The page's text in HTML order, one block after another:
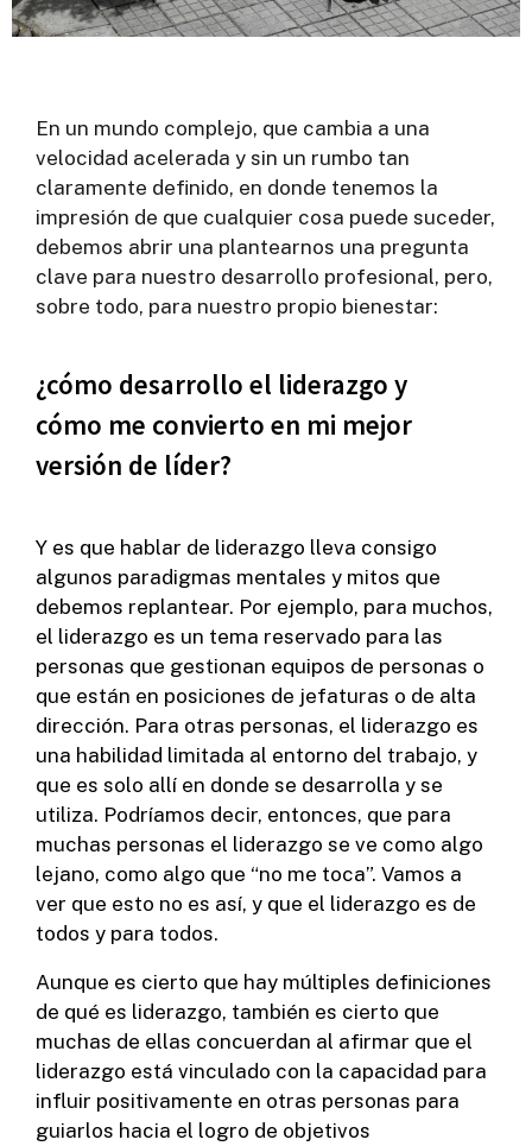
En un mundo complejo, que cambia a una
velocidad acelerada y sin un rumbo tan
claramente definido, en donde tenemos la
impresión de que cualquier cosa puede suceder,
debemos abrir una plantearnos una pregunta
clave para nuestro desarrollo profesional, pero,
sobre todo, para nuestro propio bienestar:
¿cómo desarrollo el liderazgo y
cómo me convierto en mi mejor
versión de líder?
Y es que hablar de liderazgo lleva consigo
algunos paradigmas mentales y mitos que
debemos replantear. Por ejemplo, para muchos,
el liderazgo es un tema reservado para las
personas que gestionan equipos de personas o
que están en posiciones de jefaturas o de alta
dirección. Para otras personas, el liderazgo es
una habilidad limitada al entorno del trabajo, y
que es solo allí en donde se desarrolla y se
utiliza. Podríamos decir, entonces, que para
muchas personas el liderazgo se ve como algo
lejano, como algo que “no me toca”. Vamos a
ver que esto no es así, y que el liderazgo es de
todos y para todos.
Aunque es cierto que hay múltiples definiciones
de qué es liderazgo, también es cierto que
muchas de ellas concuerdan al afirmar que el
liderazgo está vinculado con la capacidad para
influir positivamente en otras personas para
guiarlos hacia el logro de objetivos